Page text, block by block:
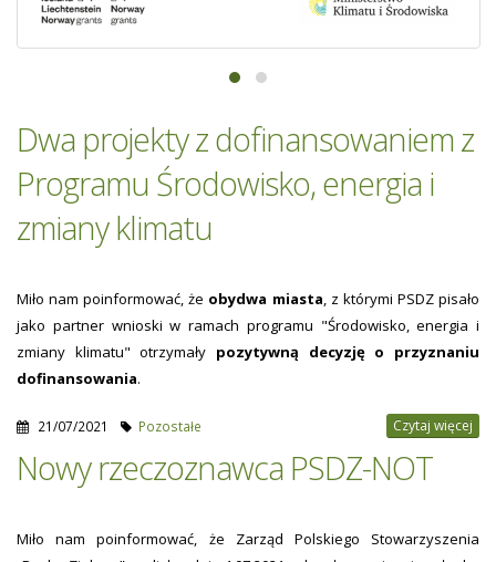
Dwa projekty z dofinansowaniem z
Programu Środowisko, energia i
zmiany klimatu
Miło nam poinformować, że obydwa miasta, z którymi PSDZ pisało
jako partner wnioski w ramach programu "Środowisko, energia i
zmiany klimatu" otrzymały pozytywną decyzję o przyznaniu
dofinansowania.
21/07/2021 Pozostałe Czytaj więcej
Nowy rzeczoznawca PSDZ-NOT
Miło nam poinformować, że Zarząd Polskiego Stowarzyszenia